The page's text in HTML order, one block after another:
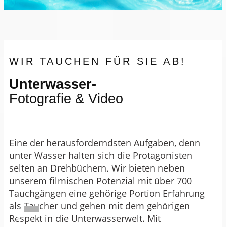
WIR TAUCHEN FÜR SIE AB!
Unterwasser-
Fotografie & Video
Eine der herausforderndsten Aufgaben, denn
unter Wasser halten sich die Protagonisten
selten an Drehbüchern. Wir bieten neben
unserem filmischen Potenzial mit über 700
Tauchgängen eine gehörige Portion Erfahrung
als Taucher und gehen mit dem gehörigen
Respekt in die Unterwasserwelt. Mit